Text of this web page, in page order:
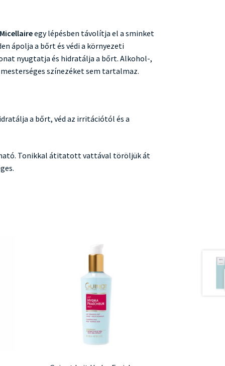
egy lépésben távolítja el a sminket
ápolja a bőrt és védi a környezeti
nyugtatja és hidratálja a bőrt. Alkohol-,
színezéket sem tartalmaz.
a bőrt, véd az irritációtól és a
Tonikkal átitatott vattával töröljük át